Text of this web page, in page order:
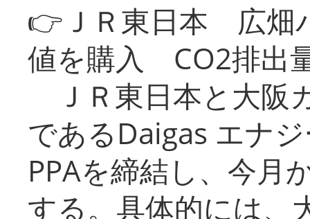
👉ＪＲ東日本 広畑
値を購入 CO2排出
ＪＲ東日本と大阪
であるDaigas エナ
PPAを締結し、今月
する。具体的には、